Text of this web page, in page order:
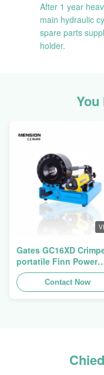
After 1 year
main hydraulic
spare parts
holder.
You
Gates GC16XD
portatile Finn Power
P16HP Crimper
per cavi idraulici in
vendita
Contact Now